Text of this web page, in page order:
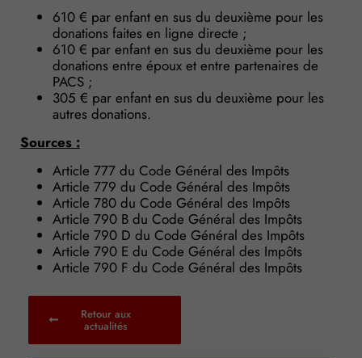
610 € par enfant en sus du deuxième pour les
donations faites en ligne directe ;
610 € par enfant en sus du deuxième pour les
donations entre époux et entre partenaires de
PACS ;
305 € par enfant en sus du deuxième pour les
autres donations.
Sources :
Article 777 du Code Général des Impôts
Article 779 du Code Général des Impôts
Article 780 du Code Général des Impôts
Article 790 B du Code Général des Impôts
Article 790 D du Code Général des Impôts
Article 790 E du Code Général des Impôts
Article 790 F du Code Général des Impôts
Retour aux
actualités